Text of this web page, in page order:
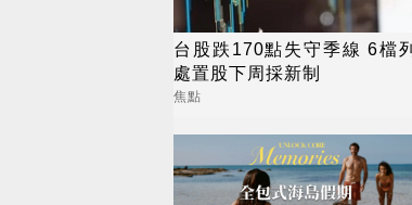
台股跌170點失守季線 6檔列
處置股下周採新制
焦點